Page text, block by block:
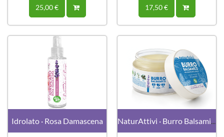
25,00 €
17,50 €
Idrolato · Rosa Damascena NaturAttivi · Burro Balsamico